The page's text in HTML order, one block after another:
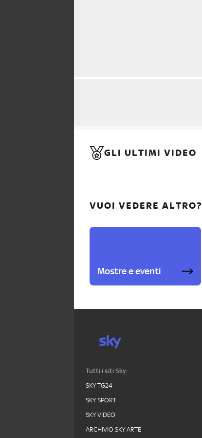
GLI ULTIMI VIDEO
VUOI VEDERE ALTRO?
Mostre e eventi
Tutti i siti Sky:
SKY TG24
SKY SPORT
SKY VIDEO
ARCHIVIO SKY ARTE